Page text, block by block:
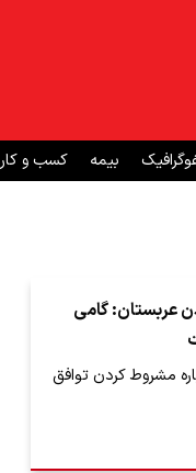
بیمه کسب و کار
عربستان: گامی
مشروط کردن توافق